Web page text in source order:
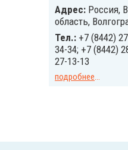
Адрес: Россия,
область,
Тел.: +7 (8442)
34-34; +7 (8442)
27-13-13
подробнее...